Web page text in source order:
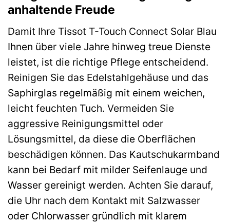
anhaltende Freude
Damit Ihre Tissot T-Touch Connect Solar Blau
Ihnen über viele Jahre hinweg treue Dienste
leistet, ist die richtige Pflege entscheidend.
Reinigen Sie das Edelstahlgehäuse und das
Saphirglas regelmäßig mit einem weichen,
leicht feuchten Tuch. Vermeiden Sie
aggressive Reinigungsmittel oder
Lösungsmittel, da diese die Oberflächen
beschädigen können. Das Kautschukarmband
kann bei Bedarf mit milder Seifenlauge und
Wasser gereinigt werden. Achten Sie darauf,
die Uhr nach dem Kontakt mit Salzwasser
oder Chlorwasser gründlich mit klarem